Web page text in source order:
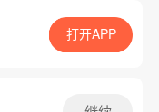
App免费看
打开APP